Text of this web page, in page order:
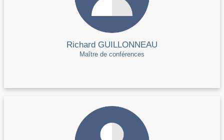
Richard GUILLONNEAU
Maître de conférences